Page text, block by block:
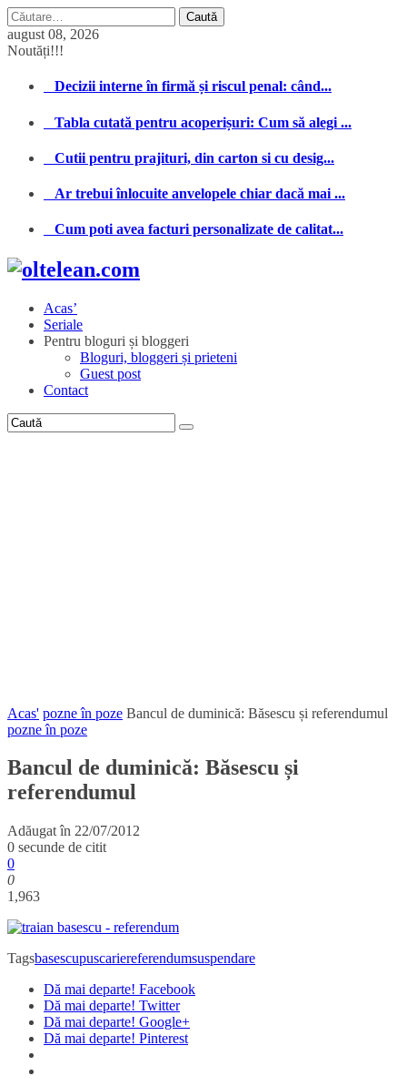
Caută
după:
august 08, 2026
Noutăți!!!
Decizii interne în firmă și riscul penal: când...
Tabla cutată pentru acoperișuri: Cum să alegi ...
Cutii pentru prajituri, din carton si cu desig...
Ar trebui înlocuite anvelopele chiar dacă mai ...
Cum poti avea facturi personalizate de calitat...
Acas’
Seriale
Pentru bloguri și bloggeri
Bloguri, bloggeri și prieteni
Guest post
Contact
Acas' pozne în poze Bancul de duminică: Băsescu și referendumul
pozne în poze
Bancul de duminică: Băsescu și
referendumul
Adăugat în 22/07/2012
0 secunde de citit
0
0
1,963
Tagsbasescupuscariereferendumsuspendare
Dă mai departe! Facebook
Dă mai departe! Twitter
Dă mai departe! Google+
Dă mai departe! Pinterest